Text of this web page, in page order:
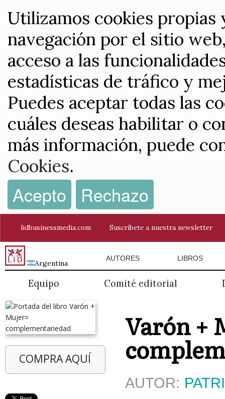
Utilizamos cookies
navegación por el sitio
acceso a las
estadísticas de tráfico y
Puedes aceptar todas las
cuáles deseas habilitar o
más información, puede
Cookies.
Acepto Rechazo
lidbusinessmedia.com Suscríbete a nuestra newsletter
Argentina
AUTORES LIBROS
Equipo Comité editorial
COMPRA AQUÍ
Varón +
AUTOR: